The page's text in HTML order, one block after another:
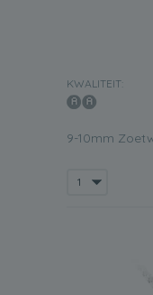
KWALITEIT:
9-10mm